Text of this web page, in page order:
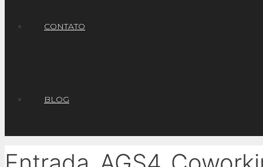
CONTATO
BLOG